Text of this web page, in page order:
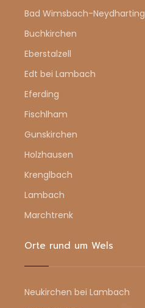
Bad Wimsbach-Neydharting
Buchkirchen
Eberstalzell
Edt bei Lambach
Eferding
Fischlham
Gunskirchen
Holzhausen
Krenglbach
Lambach
Marchtrenk
Orte rund um Wels
Neukirchen bei Lambach